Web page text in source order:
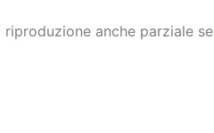
anche parziale